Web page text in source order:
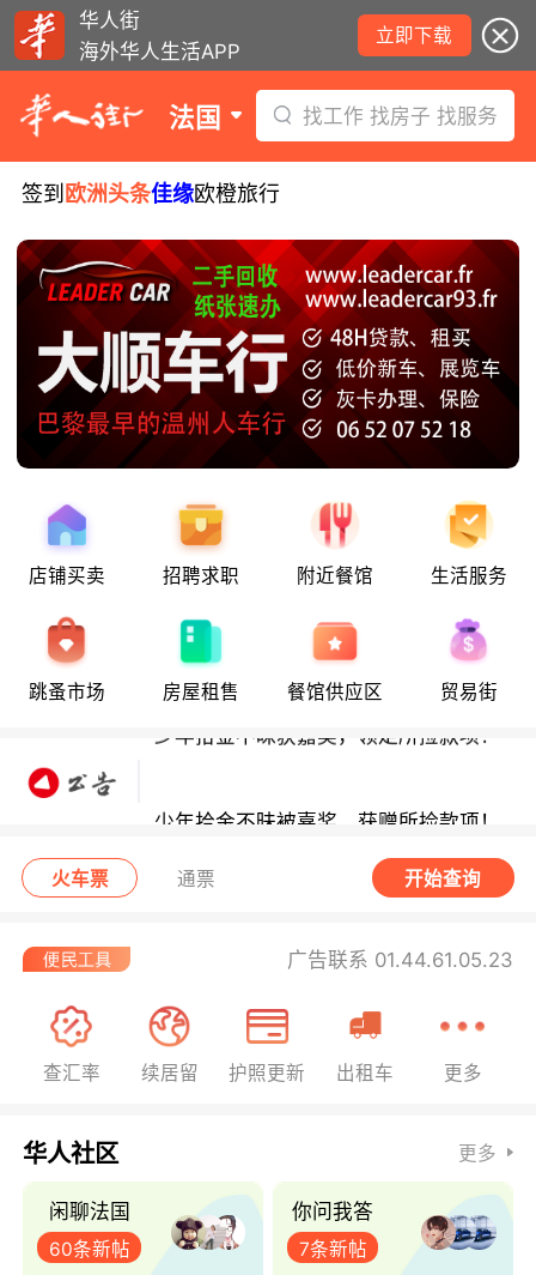
华人街
海外华人生活APP
立即下载
法国 找工作 找房子 找服务
签到 欧洲头条佳缘欧橙旅行
店铺买卖 招聘求职 附近餐馆 生活服务
跳蚤市场 房屋租售 餐馆供应区 贸易街
少年拾金不昧被嘉奖，获赠所捡款项！
西班牙小偷在法行窃被捕！
少年拾金不昧获嘉奖，领走所捡款项！
少年拾金不昧获嘉奖，领走所捡款项！
西班牙小偷在法行窃被捕！
火车票 通票 开始查询
广告联系 01.44.61.05.23
查汇率 续居留 护照更新 出租车 更多
华人社区 更多
闲聊法国
60条新帖
你问我答
7条新帖